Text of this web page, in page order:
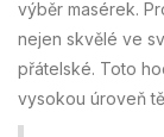
výběr masérek.
nejen skvělé ve
přátelské. Toto
vysokou úroveň